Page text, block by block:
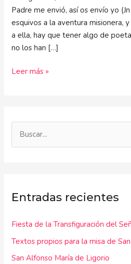
Padre me envió, así os envío yo
esquivos a la aventura misionera,
a ella, hay que tener algo de
no los han […]
Leer más »
a
p
o
r
Entradas recientes
Fiesta de la Transfiguración del
Textos propios para la misa de
San Alfonso María de Ligorio